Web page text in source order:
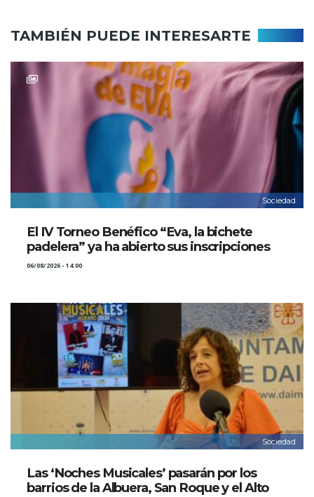
TAMBIÉN PUEDE INTERESARTE
Sociedad
El IV Torneo Benéfico “Eva, la bichete
padelera” ya ha abierto sus inscripciones
06/08/2026 - 14:00
Sociedad
Las ‘Noches Musicales’ pasarán por los
barrios de la Albuera, San Roque y el Alto